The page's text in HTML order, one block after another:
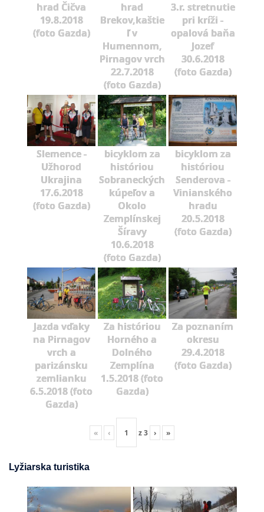
hrad Čičva
19.8.2018
(foto Gazda)
hrad
Brekov,kaštie
ľ v
Humennom,
Pirnagov vrch
22.7.2018
(foto Gazda)
3.r. stretnutie
pri kríži -
opalová baňa
Jozef
30.6.2018
(foto Gazda)
Slemence -
Užhorod
Ukrajina
17.6.2018
(foto Gazda)
bicyklom za
históriou
Sobraneckých
kúpeľov a
Okolo
Zemplínskej
Šíravy
10.6.2018
(foto Gazda)
bicyklom za
históriou
Senderova -
Vinianského
hradu
20.5.2018
(foto Gazda)
Jazda vďaky
na Pirnagov
vrch a
parizánsku
zemlianku
6.5.2018 (foto
Gazda)
Za históriou
Horného a
Dolného
Zemplína
1.5.2018 (foto
Gazda)
Za poznaním
okresu
29.4.2018
(foto Gazda)
« ‹ z3 › »
Lyžiarska turistika